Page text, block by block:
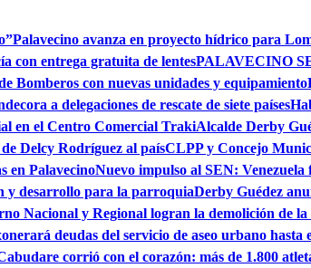
Palavecino avanza en proyecto hídrico para
con entrega gratuita de lentesPALAVECINO
Bomberos con nuevas unidades y equipamiento
a delegaciones de rescate de siete países
en el Centro Comercial TrakiAlcalde Derby
Delcy Rodríguez al paísCLPP y Concejo
en PalavecinoNuevo impulso al SEN: Venezuela
y desarrollo para la parroquiaDerby Guédez
Nacional y Regional logran la demolición de
deudas del servicio de aseo urbano hasta
corrió con el corazón: más de 1.800